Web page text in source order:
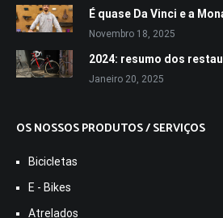
É quase Da Vinci e a
Novembro 18, 2025
2024: resumo dos
Janeiro 20, 2025
OS NOSSOS PRODUTOS / SERVIÇOS
Bicicletas
E - Bikes
Atrelados